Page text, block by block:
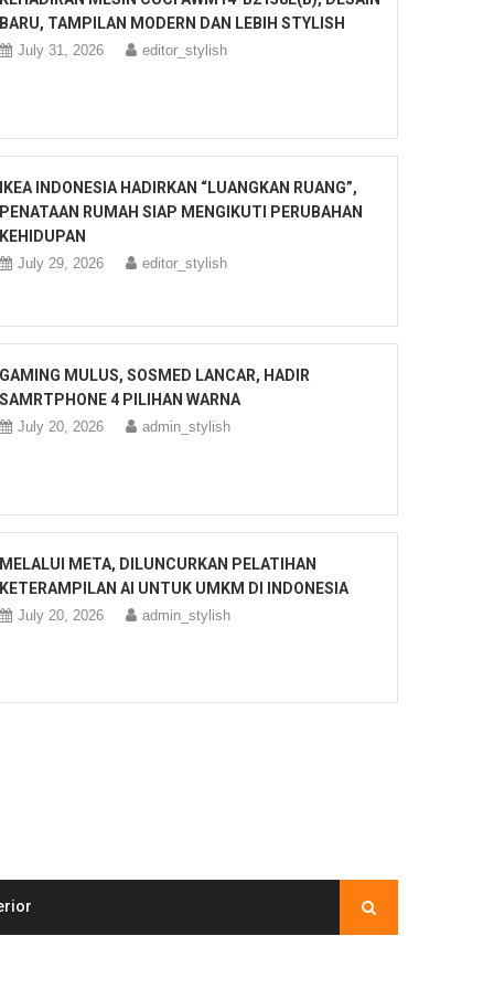
BARU, TAMPILAN MODERN DAN LEBIH STYLISH
July 31, 2026 editor_stylish
IKEA INDONESIA HADIRKAN “LUANGKAN RUANG”,
PENATAAN RUMAH SIAP MENGIKUTI PERUBAHAN
KEHIDUPAN
July 29, 2026 editor_stylish
GAMING MULUS, SOSMED LANCAR, HADIR
SAMRTPHONE 4 PILIHAN WARNA
July 20, 2026 admin_stylish
MELALUI META, DILUNCURKAN PELATIHAN
KETERAMPILAN AI UNTUK UMKM DI INDONESIA
July 20, 2026 admin_stylish